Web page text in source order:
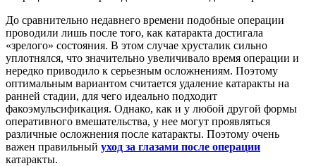
До сравнительно недавнего времени подобные операции
проводили лишь после того, как катаракта достигала
«зрелого» состояния. В этом случае хрусталик сильно
уплотнялся, что значительно увеличивало время операции и
нередко приводило к серьезным осложнениям. Поэтому
оптимальным вариантом считается удаление катаракты на
ранней стадии, для чего идеально подходит
факоэмульсификация. Однако, как и у любой другой формы
оперативного вмешательства, у нее могут проявляться
различные осложнения после катаракты. Поэтому очень
важен правильный уход за глазами после операции
катаракты.